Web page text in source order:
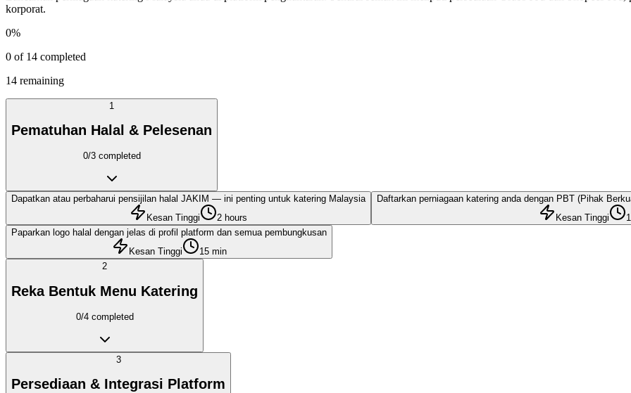
korporat.
0%
0 of 14 completed
14 remaining
1
Pematuhan Halal & Pelesenan
0/3completed
Dapatkan atau perbaharui pensijilan halal JAKIM — ini penting untuk katering Malaysia
Kesan Tinggi
2 hours
Daftarkan perniagaan katering anda dengan PBT (Pihak
Kesan Tinggi
Paparkan logo halal dengan jelas di profil platform dan semua pembungkusan
Kesan Tinggi
15 min
2
Reka Bentuk Menu Katering
0/4completed
3
Persediaan & Integrasi Platform